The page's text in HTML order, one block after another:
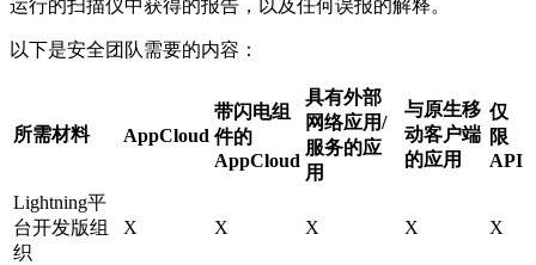
运行的扫描仪中获得的报告，以及任何误报的解释。
以下是安全团队需要的内容：
所需材料 AppCloud
带闪电组
件的
AppCloud
具有外部
网络应用/
服务的应
用
与原生移
动客户端
的应用
仅
限
API
Lightning平
台开发版组
织
X X X X X